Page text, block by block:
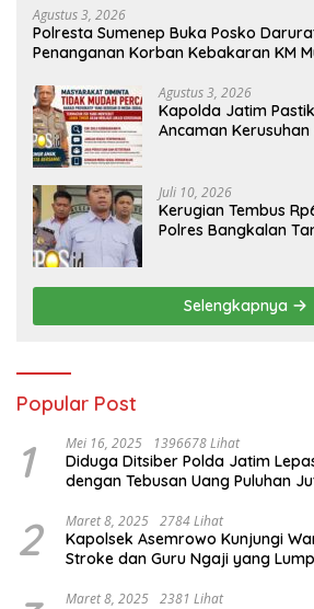
Agustus 3, 2026
Polresta Sumenep Buka Posko
Penanganan Korban Kebakaran KM
Agustus 3, 2026
Kapolda Jatim
Ancaman
Juli 10, 2026
Kerugian Tembus
Polres Bangkalan
Selengkapnya
Popular Post
1 Mei 16, 2025 1396678 Lihat
Diduga Ditsiber Polda Jatim
dengan Tebusan Uang Puluhan
2 Maret 8, 2025 2784 Lihat
Kapolsek Asemrowo Kunjungi
Stroke dan Guru Ngaji yang
Maret 8, 2025 2381 Lihat